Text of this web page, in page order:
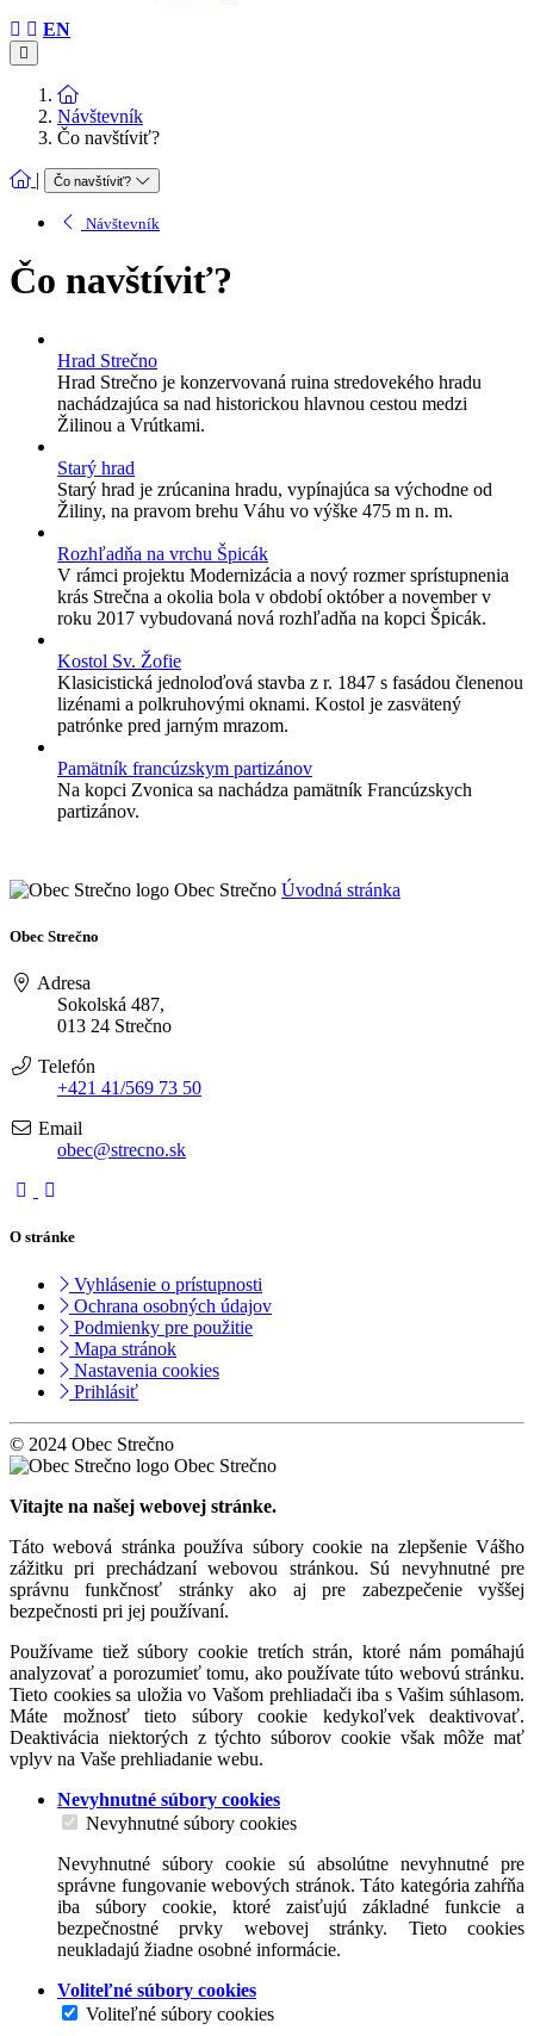
EN
Návštevník
Čo navštíviť?
| Čo navštíviť?
Návštevník
Čo navštíviť?
Hrad Strečno
Hrad Strečno je konzervovaná ruina stredovekého hradu
nachádzajúca sa nad historickou hlavnou cestou medzi
Žilinou a Vrútkami.
Starý hrad
Starý hrad je zrúcanina hradu, vypínajúca sa východne od
Žiliny, na pravom brehu Váhu vo výške 475 m n. m.
Rozhľadňa na vrchu Špicák
V rámci projektu Modernizácia a nový rozmer sprístupnenia
krás Strečna a okolia bola v období október a november v
roku 2017 vybudovaná nová rozhľadňa na kopci Špicák.
Kostol Sv. Žofie
Klasicistická jednoloďová stavba z r. 1847 s fasádou členenou
lizénami a polkruhovými oknami. Kostol je zasvätený
patrónke pred jarným mrazom.
Pamätník francúzskym partizánov
Na kopci Zvonica sa nachádza pamätník Francúzskych
partizánov.
Obec Strečno Úvodná stránka
Obec Strečno
Adresa
Sokolská 487,
013 24 Strečno
Telefón
+421 41/569 73 50
Email
obec@strecno.sk
O stránke
Vyhlásenie o prístupnosti
Ochrana osobných údajov
Podmienky pre použitie
Mapa stránok
Nastavenia cookies
Prihlásiť
© 2024 Obec Strečno
Obec Strečno
Vitajte na našej webovej stránke.
Táto webová stránka používa súbory cookie na zlepšenie Vášho
zážitku pri prechádzaní webovou stránkou. Sú nevyhnutné pre
správnu funkčnosť stránky ako aj pre zabezpečenie vyššej
bezpečnosti pri jej používaní.
Používame tiež súbory cookie tretích strán, ktoré nám pomáhajú
analyzovať a porozumieť tomu, ako používate túto webovú stránku.
Tieto cookies sa uložia vo Vašom prehliadači iba s Vašim súhlasom.
Máte možnosť tieto súbory cookie kedykoľvek deaktivovať.
Deaktivácia niektorých z týchto súborov cookie však môže mať
vplyv na Vaše prehliadanie webu.
Nevyhnutné súbory cookies
Nevyhnutné súbory cookies
Nevyhnutné súbory cookie sú absolútne nevyhnutné pre
správne fungovanie webových stránok. Táto kategória zahŕňa
iba súbory cookie, ktoré zaisťujú základné funkcie a
bezpečnostné prvky webovej stránky. Tieto cookies
neukladajú žiadne osobné informácie.
Voliteľné súbory cookies
Voliteľné súbory cookies